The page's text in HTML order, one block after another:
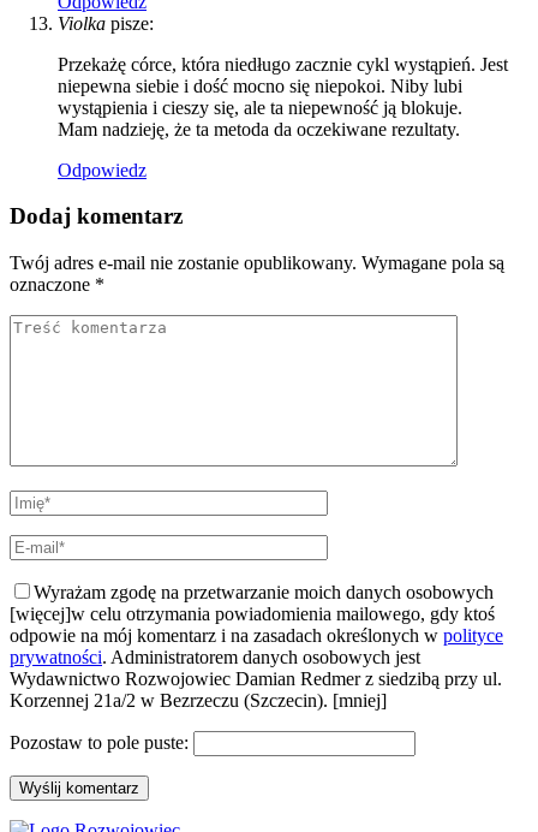
Violka pisze:
Przekażę córce, która niedługo zacznie cykl wystąpień. Jest
niepewna siebie i dość mocno się niepokoi. Niby lubi
wystąpienia i cieszy się, ale ta niepewność ją blokuje.
Mam nadzieję, że ta metoda da oczekiwane rezultaty.
Odpowiedz
Dodaj komentarz
Twój adres e-mail nie zostanie opublikowany. Wymagane pola są
oznaczone *
Wyrażam zgodę na przetwarzanie moich danych osobowych
[więcej]w celu otrzymania powiadomienia mailowego, gdy ktoś
odpowie na mój komentarz i na zasadach określonych w polityce
prywatności. Administratorem danych osobowych jest
Wydawnictwo Rozwojowiec Damian Redmer z siedzibą przy ul.
Korzennej 21a/2 w Bezrzeczu (Szczecin). [mniej]
Pozostaw to pole puste: